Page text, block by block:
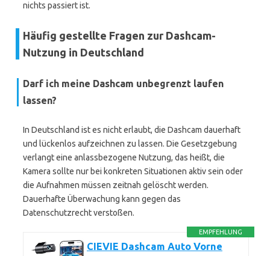
nichts passiert ist.
Häufig gestellte Fragen zur Dashcam-
Nutzung in Deutschland
Darf ich meine Dashcam unbegrenzt laufen
lassen?
In Deutschland ist es nicht erlaubt, die Dashcam dauerhaft
und lückenlos aufzeichnen zu lassen. Die Gesetzgebung
verlangt eine anlassbezogene Nutzung, das heißt, die
Kamera sollte nur bei konkreten Situationen aktiv sein oder
die Aufnahmen müssen zeitnah gelöscht werden.
Dauerhafte Überwachung kann gegen das
Datenschutzrecht verstoßen.
EMPFEHLUNG
CIEVIE Dashcam Auto Vorne